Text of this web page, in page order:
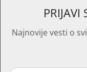
PRIJAVI
Najnovije vesti o